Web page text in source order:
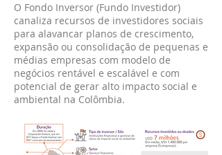
O Fondo Inversor (Fundo Investidor)
canaliza recursos de investidores sociais
para alavancar planos de crescimento,
expansão ou consolidação de pequenas e
médias empresas com modelo de
negócios rentável e escalável e com
potencial de gerar alto impacto social e
ambiental na Colômbia.